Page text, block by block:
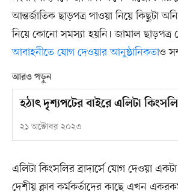
আন্তর্জাতিক ছাড়পত্র পাওয়া নিয়ে কিছুটা
নিয়ে কোনো সমস্যা হয়নি। জামাল ছাড়পত্র
আবাহনীতে যোগ দেওয়ার আনুষ্ঠানিকতাও
আরও পড়ুন
হঠাৎ দৃশ্যপটের বাইরে এলিটা কিংসলি
২১ অক্টোবর ২০২৩
এলিটা কিংসলির ব্রাদার্সে যোগ দেওয়া
দেশীয় ক্লাব কর্মকর্তাদের কাছে এখন